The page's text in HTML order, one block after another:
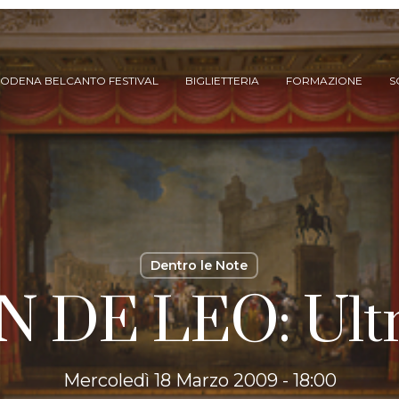
ARCHIVIO SPETTACOLI
(DAL 2023/’24)
(FINO AL 2022/’23)
BELCANTO FESTIVAL BIGLIETTERIA FORMAZIONE
Dentro le Note
DE LEO:
Mercoledì 18 Marzo 2009 - 18:00